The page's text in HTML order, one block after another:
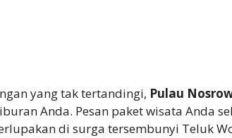
yang tak tertandingi, Pulau
Anda. Pesan paket wisata Anda
di surga tersembunyi Teluk